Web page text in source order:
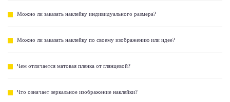
Можно ли заказать наклейку индивидуального размера?
Можно ли заказать наклейку по своему изображению или идее?
Чем отличается матовая пленка от глянцевой?
Что означает зеркальное изображение наклейки?